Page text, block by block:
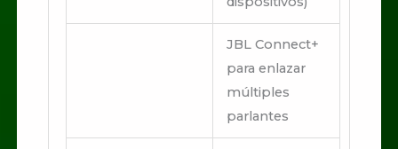
JBL Connect+
para enlazar
múltiples
parlantes